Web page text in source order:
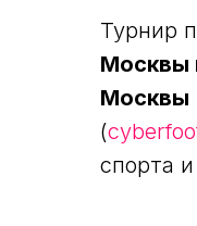
Турнир
Москвы
Москвы
(
спорта